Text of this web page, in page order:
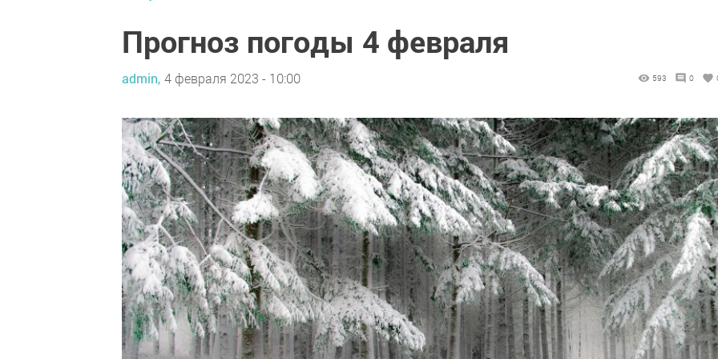
Прогноз погоды 4 февраля
admin, 4 февраля 2023 - 10:00 593 0